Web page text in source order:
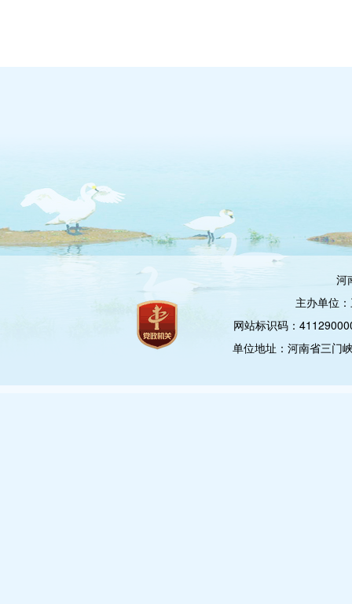
河
主办单位
网站标识码：
单位地址：河南省三